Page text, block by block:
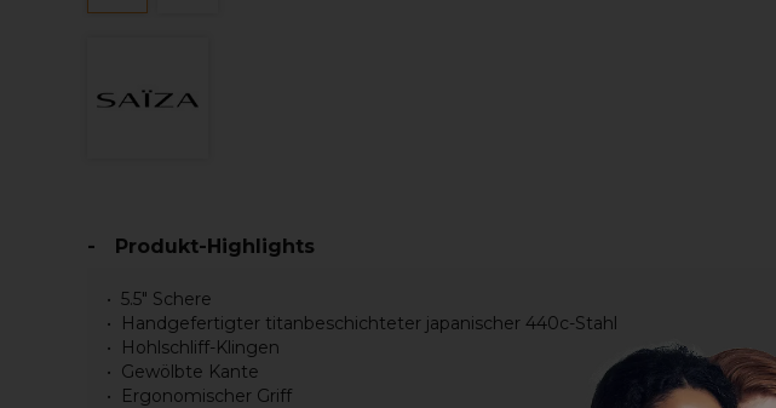
Produkt-Highlights
5.5" Schere
Handgefertigter titanbeschichteter japanischer 440c-Stahl
Hohlschliff-Klingen
Gewölbte Kante
Ergonomischer Griff